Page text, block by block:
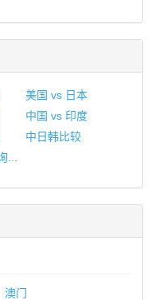
美国 vs 日本
中国 vs 印度
中日韩比较
...
澳门